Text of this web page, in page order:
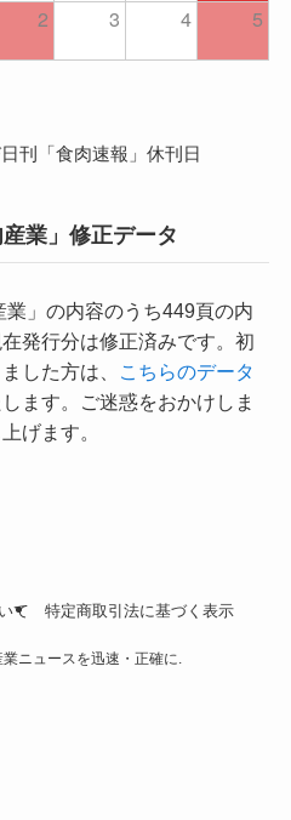
2 3 4 5
刊「食肉速報」休刊日
業」修正データ
」の内容のうち449頁の内
発行分は修正済みです。初
した方は、
こちらのデータ
ます。ご迷惑をおかけしま
げます。
て 特定商取引法に基づく表示
ニュースを迅速・正確に.